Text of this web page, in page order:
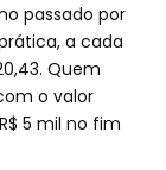
passado por
a cada
Quem
o valor
5 mil no fim